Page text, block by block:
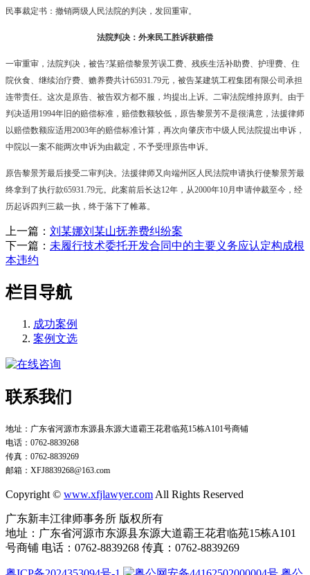
民事裁定书：撤销两级人民法院的判决，发回重审。
法院判决：外来民工胜诉获赔偿
一审重审，法院判决，被告?某赔偿黎景芳误工费、残疾生活补助费、护理费、住
院伙食、继续治疗费、赡养费共计65931.79元，被告某建筑工程集团有限公司承担
连带责任。这次是原告、被告双方都不服，均提出上诉。二审法院维持原判。由于
判决适用1994年旧的赔偿标准，赔偿数额较低，原告黎景芳不是很满意，法援律师
以赔偿数额应适用2003年的赔偿标准计算，再次向肇庆市中级人民法院提出申诉，
中院以一案不能两次申诉为由裁定，不予受理原告申诉。
原告黎景芳最后接受二审判决。法援律师又向端州区人民法院申请执行使黎景芳最
终拿到了执行款65931.79元。此案前后长达12年，从2000年10月申请仲裁至今，经
历起诉四判三裁一执，终于落下了帷幕。
上一篇： 刘某娜刘某山抚养费纠纷案
下一篇： 未履行技术委托开发合同中的主要义务应认定构成根
本违约
栏目导航
成功案例
案例文选
联系我们
地址：广东省河源市东源县东源大道霸王花君临苑15栋A101号商铺
电话：0762-8839268
传真：0762-8839269
邮箱：XFJ8839268@163.com
Copyright © www.xfjlawyer.com All Rights Reserved
广东新丰江律师事务所 版权所有
地址：广东省河源市东源县东源大道霸王花君临苑15栋A101
号商铺 电话：0762-8839268 传真：0762-8839269